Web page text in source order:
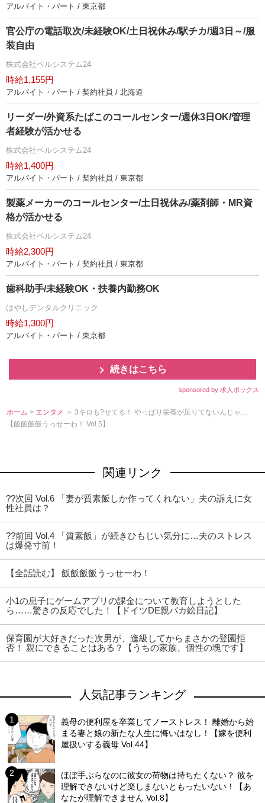
アルバイト・パート / 東京都
官公庁の電話取次/未経験OK/土日祝休み/駅チカ/週3日～/服
装自由
株式会社ベルシステム24
時給1,155円
アルバイト・パート / 契約社員 / 北海道
リーダー/外資系たばこのコールセンター/週休3日OK/管理
者経験が活かせる
株式会社ベルシステム24
時給1,400円
アルバイト・パート / 契約社員 / 東京都
製薬メーカーのコールセンター/土日祝休み/薬剤師・MR資
格が活かせる
株式会社ベルシステム24
時給2,300円
アルバイト・パート / 契約社員 / 東京都
歯科助手/未経験OK・扶養内勤務OK
はやしデンタルクリニック
時給1,300円
アルバイト・パート / 東京都
続きはこちら
sponsored by 求人ボックス
ホーム > エンタメ ＞ 3キロも?せてる！ やっぱり栄養が足りてないんじゃ…
【飯飯飯飯うっせーわ！ Vol.5】
関連リンク
??次回 Vol.6 「妻が質素飯しか作ってくれない」夫の訴えに女
性社員は？
??前回 Vol.4 「質素飯」が続きひもじい気分に…夫のストレス
は爆発寸前！
【全話読む】 飯飯飯飯うっせーわ！
小1の息子にゲームアプリの課金について教育しようとした
ら……驚きの反応でした！【ドイツDE親バカ絵日記】
保育園が大好きだった次男が、進級してからまさかの登園拒
否！ 親にできることはある？【うちの家族、個性の塊です】
人気記事ランキング
義母の便利屋を卒業してノーストレス！ 離婚から始
まる妻と娘の新たな人生に悔いはなし！【嫁を便利
屋扱いする義母 Vol.44】
ほぼ手ぶらなのに彼女の荷物は持ちたくない？ 彼を
理解できないけど楽しまないともったいない！【あ
なたが理解できません Vol.8】